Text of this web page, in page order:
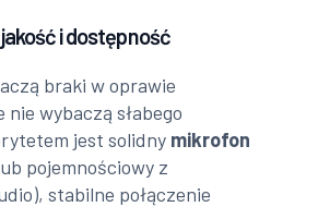
i dostępność
braki w oprawie
wybaczą słabego
jest solidny mikrofon
pojemnościowy z
stabilne połączenie